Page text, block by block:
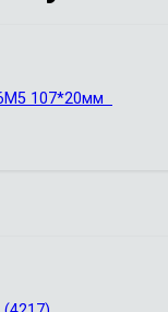
107*20мм